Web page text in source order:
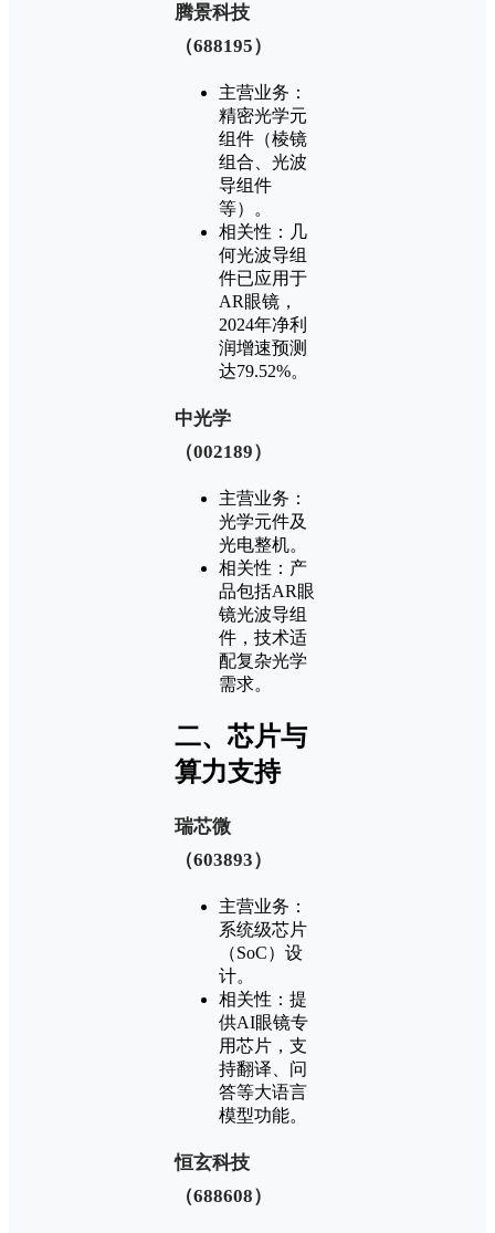
‌腾景科技
（688195）‌
‌主营业务‌：
精密光学元
组件（棱镜
组合、光波
导组件
等）‌。
‌相关性‌：几
何光波导组
件已应用于
AR眼镜，
2024年净利
润增速预测
达79.52%‌。
‌中光学
（002189）‌
‌主营业务‌：
光学元件及
光电整机‌。
‌相关性‌：产
品包括AR眼
镜光波导组
件，技术适
配复杂光学
需求‌。
‌二、芯片与
算力支持‌
‌瑞芯微
（603893）‌
‌主营业务‌：
系统级芯片
（SoC）设
计‌。
‌相关性‌：提
供AI眼镜专
用芯片，支
持翻译、问
答等大语言
模型功能‌。
‌恒玄科技
（688608）‌